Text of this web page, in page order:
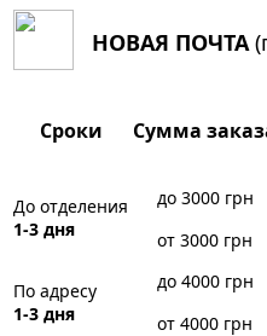
НОВАЯ ПОЧТА
Сроки Сумма
До отделения
1-3 дня
до 3000 грн
от 3000 грн
По адресу
1-3 дня
до 4000 грн
от 4000 грн